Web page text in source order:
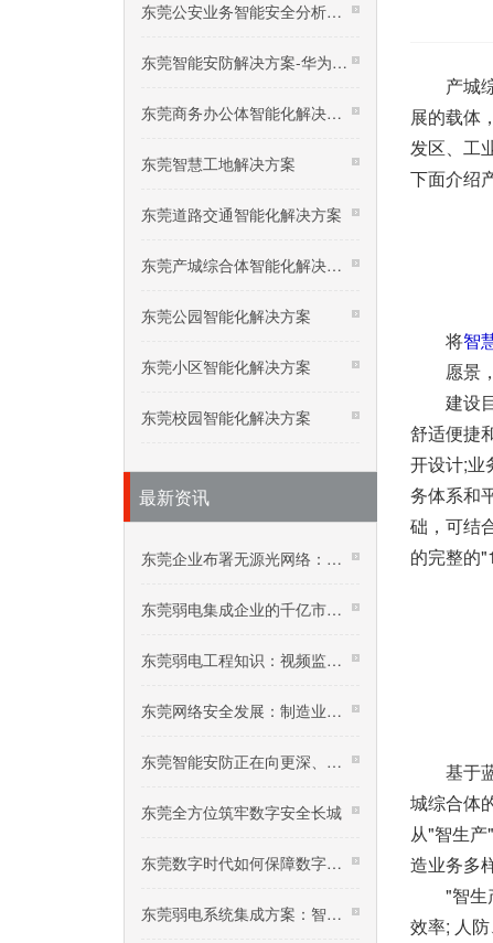
产城综
展的载体
发区、工
下面介绍
将智
愿景
建设
舒适便捷
开设计;业
务体系和
础，可结
的完整的
基于
城综合体
从"智生
造业务多
"智生
效率; 人
东莞公安业务智能安全分析系统觖方案
东莞智能安防解决方案-华为软件定义摄像机
东莞商务办公体智能化解决方案
东莞智慧工地解决方案
东莞道路交通智能化解决方案
东莞产城综合体智能化解决方案
东莞公园智能化解决方案
东莞小区智能化解决方案
东莞校园智能化解决方案
最新资讯
东莞企业布署无源光网络：五年投资回报率达192%
东莞弱电集成企业的千亿市场：核酸采样机器人
东莞弱电工程知识：视频监控在高温下要怎么保养？
东莞网络安全发展：制造业网络安全价值增加迅速
东莞智能安防正在向更深、更广领域迈进
东莞全方位筑牢数字安全长城
东莞数字时代如何保障数字资源安全？
东莞弱电系统集成方案：智慧安防平安小区建设，社